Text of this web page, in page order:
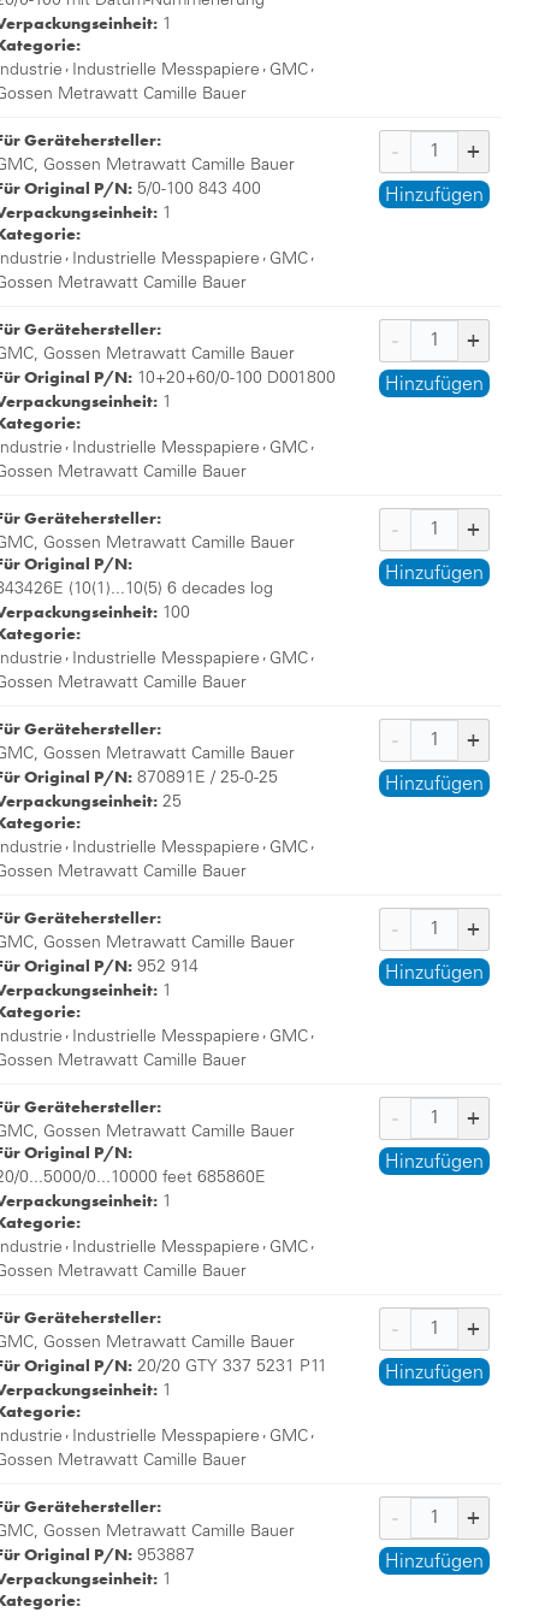
1
, Industrielle Messpapiere , GMC ,
Metrawatt Camille Bauer
Gerätehersteller:
Gossen Metrawatt Camille Bauer
Original P/N: 5/0-100 843 400
1
, Industrielle Messpapiere , GMC ,
Metrawatt Camille Bauer
Hinzufügen
Gerätehersteller:
Gossen Metrawatt Camille Bauer
Original P/N: 10+20+60/0-100 D001800
1
, Industrielle Messpapiere , GMC ,
Metrawatt Camille Bauer
Hinzufügen
Gerätehersteller:
Gossen Metrawatt Camille Bauer
Original P/N:
(10(1)...10(5) 6 decades log
100
, Industrielle Messpapiere , GMC ,
Metrawatt Camille Bauer
Hinzufügen
Gerätehersteller:
Gossen Metrawatt Camille Bauer
Original P/N: 870891E / 25-0-25
25
, Industrielle Messpapiere , GMC ,
Metrawatt Camille Bauer
Hinzufügen
Gerätehersteller:
Gossen Metrawatt Camille Bauer
Original P/N: 952 914
1
, Industrielle Messpapiere , GMC ,
Metrawatt Camille Bauer
Hinzufügen
Gerätehersteller:
Gossen Metrawatt Camille Bauer
Original P/N:
0...5000/0...10000 feet 685860E
1
, Industrielle Messpapiere , GMC ,
Metrawatt Camille Bauer
Hinzufügen
Gerätehersteller:
Gossen Metrawatt Camille Bauer
Original P/N: 20/20 GTY 337 5231 P11
1
, Industrielle Messpapiere , GMC ,
Metrawatt Camille Bauer
Hinzufügen
Gerätehersteller:
Gossen Metrawatt Camille Bauer
Original P/N: 953887
1
Hinzufügen